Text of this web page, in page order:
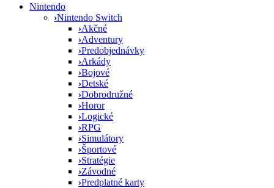
Nintendo
›Nintendo Switch
›Akčné
›Adventury
›Predobjednávky
›Arkády
›Bojové
›Detské
›Dobrodružné
›Horor
›Logické
›RPG
›Simulátory
›Športové
›Stratégie
›Závodné
›Predplatné karty